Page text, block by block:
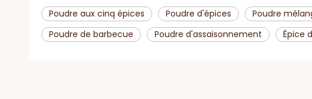
Poudre aux cinq épices Poudre d'épices Poudre
Poudre de barbecue
Poudre d'assaisonnement Épice